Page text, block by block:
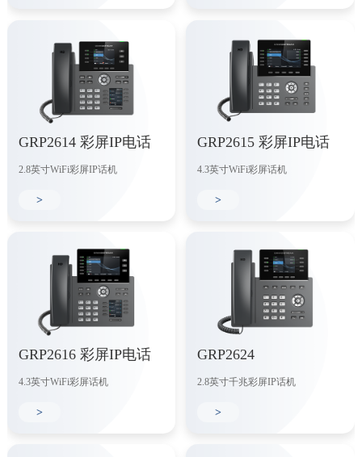
GRP2614 彩屏IP电话
2.8英寸WiFi彩屏IP话机
>
GRP2615 彩屏IP电话
4.3英寸WiFi彩屏话机
>
GRP2616 彩屏IP电话
4.3英寸WiFi彩屏话机
>
GRP2624
2.8英寸千兆彩屏IP话机
>